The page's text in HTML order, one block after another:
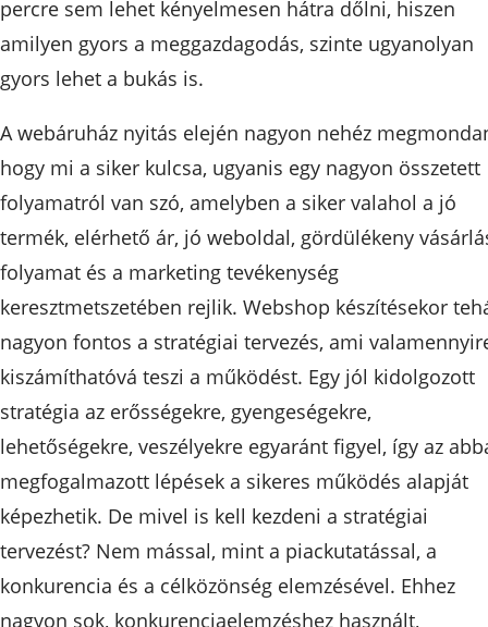
percre sem lehet kényelmesen hátra dőlni, hiszen
amilyen gyors a meggazdagodás, szinte ugyanolyan
gyors lehet a bukás is.
A webáruház nyitás elején nagyon nehéz
hogy mi a siker kulcsa, ugyanis egy nagyon összetett
folyamatról van szó, amelyben a siker valahol a jó
termék, elérhető ár, jó weboldal, gördülékeny
folyamat és a marketing tevékenység
keresztmetszetében rejlik. Webshop készítésekor
nagyon fontos a stratégiai tervezés, ami
kiszámíthatóvá teszi a működést. Egy jól kidolgozott
stratégia az erősségekre, gyengeségekre,
lehetőségekre, veszélyekre egyaránt figyel, így az
megfogalmazott lépések a sikeres működés alapját
képezhetik. De mivel is kell kezdeni a stratégiai
tervezést? Nem mással, mint a piackutatással, a
konkurencia és a célközönség elemzésével. Ehhez
nagyon sok, konkurenciaelemzéshez használt,